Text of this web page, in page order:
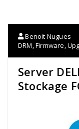
Benoit Nugues
DRM ,Firmware ,
Server
Stockage